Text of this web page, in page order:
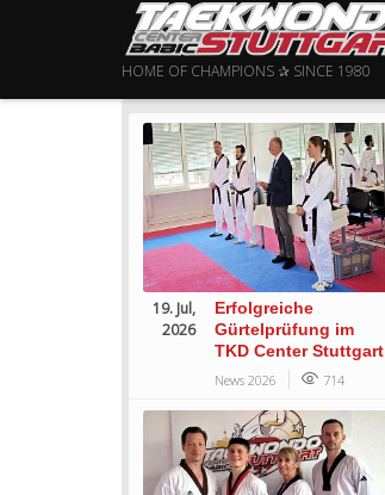
HOME OF CHAMPIONS ✰ SINCE 1980
19. Jul,
2026
Erfolgreiche
Gürtelprüfung im
TKD Center Stuttgart
News 2026 714